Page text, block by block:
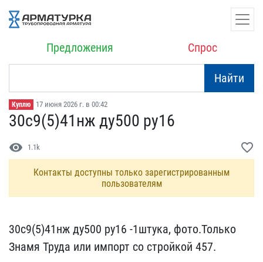
Предложения Спрос
Найти
Куплю 17 июня 2026 г. в 00:42
30с9(5)41нж ду500 ру16
visibility 1.1k favorite_border
Контакты доступны только зарегистрированным
пользователям
30с9(5)41нж ду500 ру16 -​1штука, фото.Только
Знам​я Труда или импорт со ст​ройкой 457.